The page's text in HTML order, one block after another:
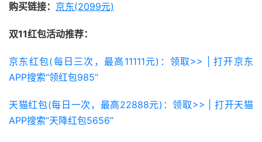
购买链接： 京东(2099元)
双11红包活动推荐：
京东红包(每日三次，最高11111元)：领取>> | 打开京东
APP搜索“领红包985”
天猫红包(每日一次，最高22888元)：领取>> | 打开天猫
APP搜索“天降红包5656”